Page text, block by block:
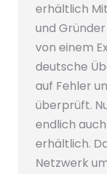
erhältlich
und
von einem
deutsche
auf Fehler
überprüft.
endlich
erhältlich.
Netzwerk